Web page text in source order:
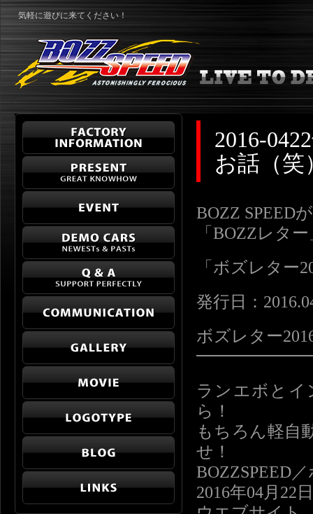
気軽に遊びに来てください！
2016-
お話（笑
BOZZ SPEED
「BOZZレタ
「ボズレター
発行日：
ボズレター
ランエボとイ
ら！
もちろん軽自
せ！
BOZZSPEED
2016年04月22